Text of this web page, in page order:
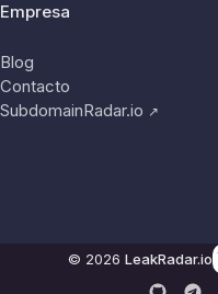
Empresa
Blog
Contacto
SubdomainRadar.io ↗
© 2026 LeakRadar.io